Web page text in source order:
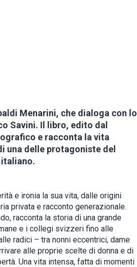
Menarini, che dialoga con lo
Savini. Il libro, edito dal
e racconta la vita
una delle protagoniste del
e ironia la sua vita, dalle origini
privata e racconto generazionale.
racconta la storia di una grande
e i collegi svizzeri fino alle
radici – tra nonni eccentrici, dame
alle proprie scelte di donna e di
Una vita intensa, fatta di momenti